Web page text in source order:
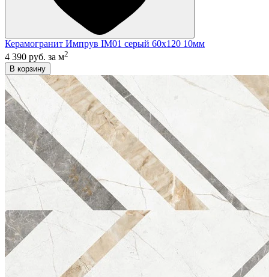
Керамогранит Импрув IM01 серый 60x120 10мм
4 390 руб. за м2
В корзину